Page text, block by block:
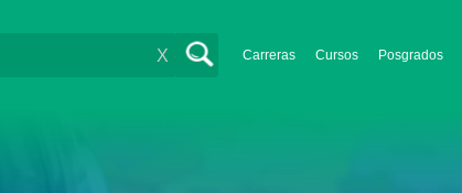
Carreras Cursos Posgrados
X